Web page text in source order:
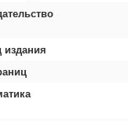
издания